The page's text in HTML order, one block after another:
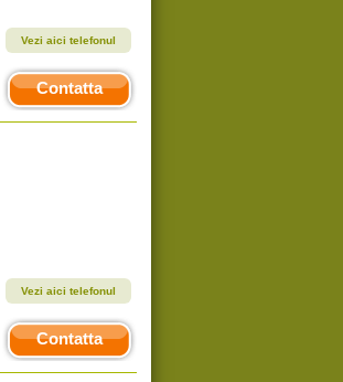
Vezi aici telefonul
Contatta
Vezi aici telefonul
Contatta